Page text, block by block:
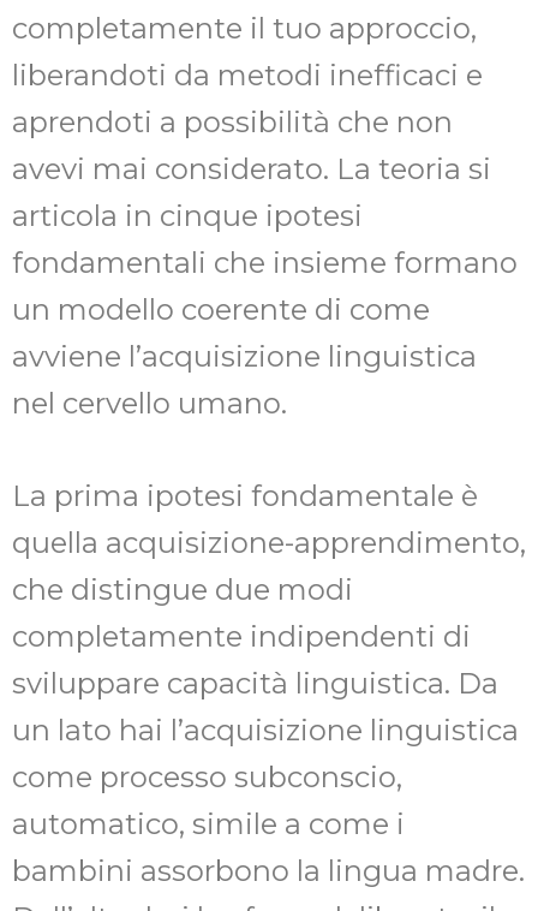
completamente il tuo approccio,
liberandoti da metodi inefficaci e
aprendoti a possibilità che non
avevi mai considerato. La teoria si
articola in cinque ipotesi
fondamentali che insieme formano
un modello coerente di come
avviene l’acquisizione linguistica
nel cervello umano.
La prima ipotesi fondamentale è
quella acquisizione-apprendimento,
che distingue due modi
completamente indipendenti di
sviluppare capacità linguistica. Da
un lato hai l’acquisizione linguistica
come processo subconscio,
automatico, simile a come i
bambini assorbono la lingua madre.